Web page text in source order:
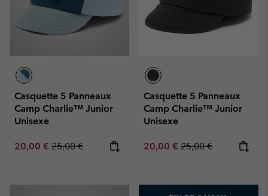
Casquette 5 Panneaux
Camp Charlie™ Junior
Unisexe
Sale price:
20,00 € Regular price:
25,00 €
Casquette 5 Panneaux
Camp Charlie™ Junior
Unisexe
Sale price:
20,00 € Regular price:
25,00 €